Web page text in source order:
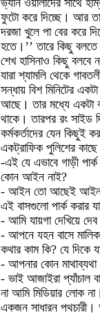
ভ্যান ওয়ালাদের সাথে
ফুটো করে দিচ্ছে। আর
দরজা খুলে পা বের করে
হতে।’’ তারে কিছু
শেখ হাসিনাও কিছু
যারা শ্যামলি থেকে
সন্ধায় বিশ মিনিটের
আছে। তার মধ্যে একটা
থাকে। তারপর রং সাইড
কর্মকর্তাদের যেন কিছুই
একট্রাফিক পুলিশের
-এই যে এভাবে গাড়ী
কোন আইন নাই?
- আইন তো আছেই আইন
এই বাসগুলো পার্ক করার
- আমি যায়গা দেখিয়ে
- আপনে যহন বাসে
কথার কাম কি? যে দিকে
- আপনার কোন মাথাব্যথা
- ভাই আজাইরা প্যাঁচাল
না আমি মিডিয়ার লোক
একজন সাধারন পথচারী।